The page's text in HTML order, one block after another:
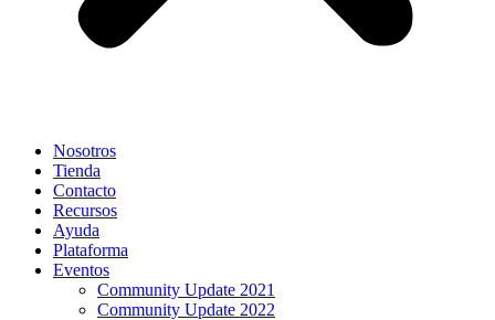
Nosotros
Tienda
Contacto
Recursos
Ayuda
Plataforma
Eventos
Community Update 2021
Community Update 2022